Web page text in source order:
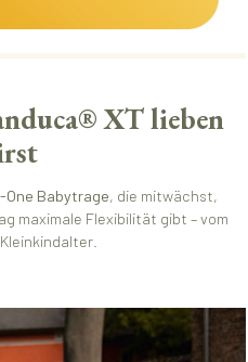
XT lieben
One Babytrage, die mitwächst,
maximale Flexibilität gibt – vom